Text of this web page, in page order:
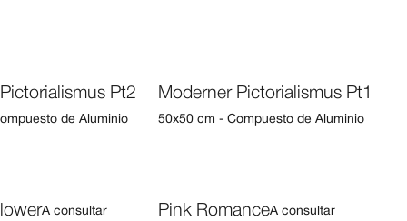
Pt2
de Aluminio
Moderner Pictorialismus Pt1
50x50 cm - Compuesto de Aluminio
A consultar Pink RomanceA consultar